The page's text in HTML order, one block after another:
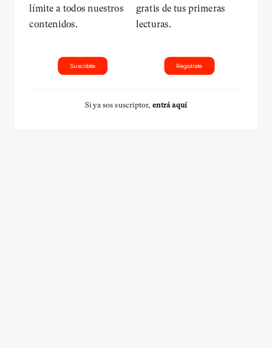
límite a todos nuestros
contenidos.
Suscribite
gratis de tus primeras
lecturas.
Registrate
Si ya sos suscriptor, entrá aquí